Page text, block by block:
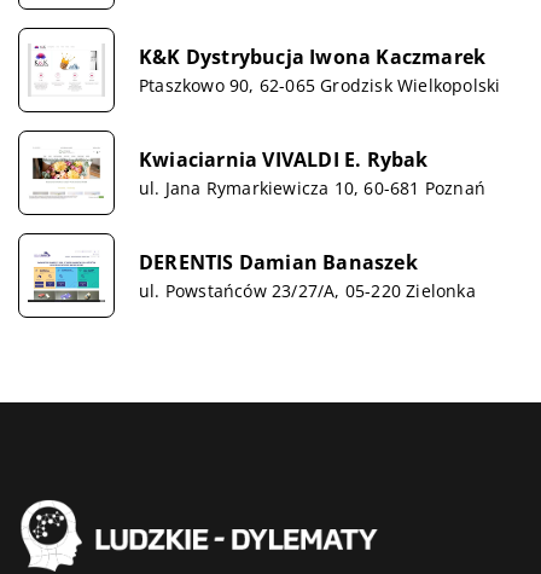
K&K Dystrybucja Iwona Kaczmarek
Ptaszkowo 90, 62-065 Grodzisk Wielkopolski
Kwiaciarnia VIVALDI E. Rybak
ul. Jana Rymarkiewicza 10, 60-681 Poznań
DERENTIS Damian Banaszek
ul. Powstańców 23/27/A, 05-220 Zielonka